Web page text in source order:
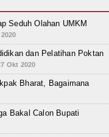
Seduh Olahan UMKM
dan Pelatihan Poktan
Okt 2020
Bharat, Bagaimana
Bakal Calon Bupati